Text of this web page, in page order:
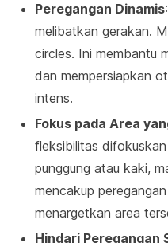
Peregangan Dinamis
melibatkan gerakan.
circles. Ini membantu
dan mempersiapkan
intens.
Fokus pada Area
fleksibilitas
punggung atau kaki,
mencakup
menargetkan area
Hindari Peregangan